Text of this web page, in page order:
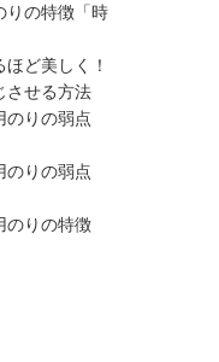
の特徴「時
ど美しく！
させる方法
のりの弱点
のりの弱点
のりの特徴